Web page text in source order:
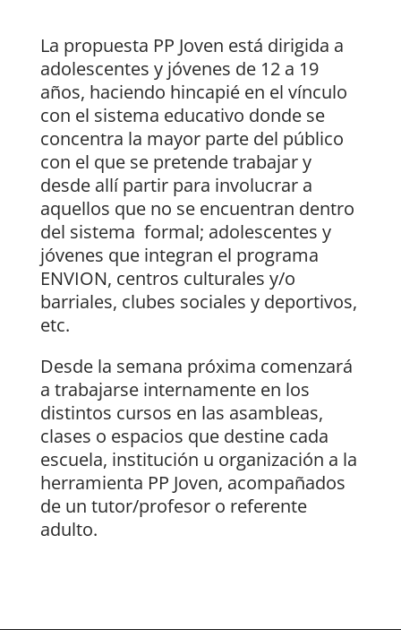
La propuesta PP Joven está dirigida a
adolescentes y jóvenes de 12 a 19
años, haciendo hincapié en el vínculo
con el sistema educativo donde se
concentra la mayor parte del público
con el que se pretende trabajar y
desde allí partir para involucrar a
aquellos que no se encuentran dentro
del sistema formal; adolescentes y
jóvenes que integran el programa
ENVION, centros culturales y/o
barriales, clubes sociales y deportivos,
etc.
Desde la semana próxima comenzará
a trabajarse internamente en los
distintos cursos en las asambleas,
clases o espacios que destine cada
escuela, institución u organización a la
herramienta PP Joven, acompañados
de un tutor/profesor o referente
adulto.